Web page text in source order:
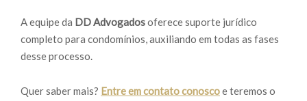
A equipe da DD Advogadosoferece suporte jurídico
completo para condomínios, auxiliando em todas as fases
desse processo.
Quer saber mais? Entre em contato conoscoe teremos o